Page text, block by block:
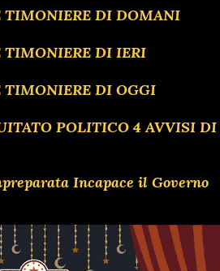
TIMONIERE DI DOMANI
TIMONIERE DI IERI
TIMONIERE DI OGGI
POLITICO 4 AVVISI DI
Incapace il Governo